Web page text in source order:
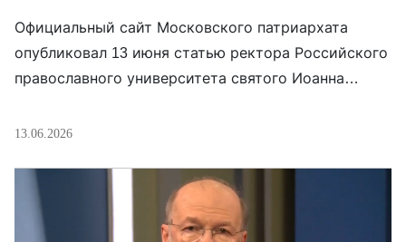
Официальный сайт Московского патриархата
опубликовал 13 июня статью ректора Российского
православного университета святого Иоанна
русского народного собора Александра Щипкова о
вопреки фактам в очередной заявляет о том, что
якобы «большая война Запада с Россией никогда
не прекращалась», или, что в советском
13.06.2026